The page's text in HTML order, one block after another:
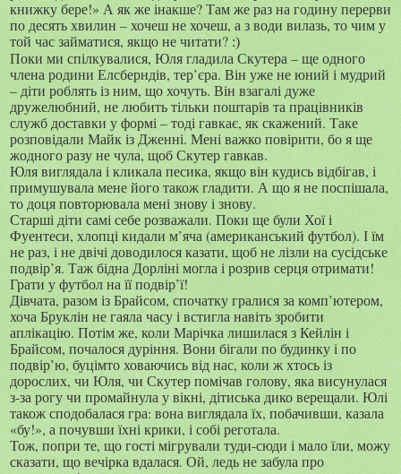
книжку бере!» А як же інакше? Там же раз на годину перерви
по десять хвилин – хочеш не хочеш, а з води вилазь, то чим у
той час займатися, якщо не читати? :)
Поки ми спілкувалися, Юля гладила Скутера – ще одного
члена родини Елсберндів, тер’єра. Він уже не юний і мудрий
– діти роблять із ним, що хочуть. Він взагалі дуже
дружелюбний, не любить тільки поштарів та працівників
служб доставки у формі – тоді гавкає, як скажений. Таке
розповідали Майк із Дженні. Мені важко повірити, бо я ще
жодного разу не чула, щоб Скутер гавкав.
Юля виглядала і кликала песика, якщо він кудись відбігав, і
примушувала мене його також гладити. А що я не поспішала,
то доця повторювала мені знову і знову.
Старші діти самі себе розважали. Поки ще були Хої і
Фуентеси, хлопці кидали м’яча (американський футбол). І їм
не раз, і не двічі доводилося казати, щоб не лізли на сусідське
подвір’я. Таж бідна Дорліні могла і розрив серця отримати!
Грати у футбол на її подвір’ї!
Дівчата, разом із Брайсом, спочатку гралися за комп’ютером,
хоча Бруклін не гаяла часу і встигла навіть зробити
аплікацію. Потім же, коли Марічка лишилася з Кейлін і
Брайсом, почалося дуріння. Вони бігали по будинку і по
подвір’ю, буцімто ховаючись від нас, коли ж хтось із
дорослих, чи Юля, чи Скутер помічав голову, яка висунулася
з-за рогу чи промайнула у вікні, дітиська дико верещали. Юлі
також сподобалася гра: вона виглядала їх, побачивши, казала
«бу!», а почувши їхні крики, і собі реготала.
Тож, попри те, що гості мігрували туди-сюди і мало їли, можу
сказати, що вечірка вдалася. Ой, ледь не забула про